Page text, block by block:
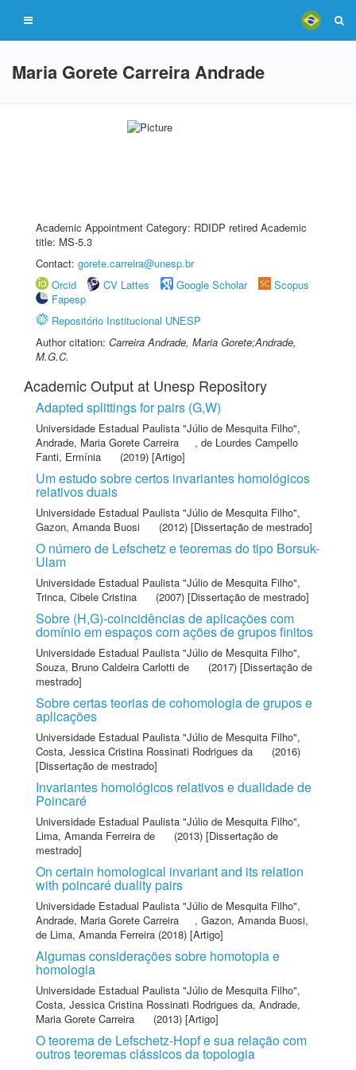
Maria Gorete Carreira Andrade
Academic Appointment Category: RDIDP retired Academic
title: MS-5.3
Contact: gorete.carreira@unesp.br
Orcid
CV Lattes Google Scholar
Scopus
Fapesp
Repositório Institucional UNESP
Author citation: Carreira Andrade, Maria Gorete;Andrade,
M.G.C.
Academic Output at Unesp Repository
Adapted splittings for pairs (G,W)
Universidade Estadual Paulista "Júlio de Mesquita Filho",
Andrade, Maria Gorete Carreira
, de Lourdes Campello
Fanti, Ermínia
(2019) [Artigo]
Um estudo sobre certos invariantes homológicos
relativos duais
Universidade Estadual Paulista "Júlio de Mesquita Filho",
Gazon, Amanda Buosi
(2012) [Dissertação de mestrado]
O número de Lefschetz e teoremas do tipo Borsuk-
Ulam
Universidade Estadual Paulista "Júlio de Mesquita Filho",
Trinca, Cibele Cristina
(2007) [Dissertação de mestrado]
Sobre (H,G)-coincidências de aplicações com
domínio em espaços com ações de grupos finitos
Universidade Estadual Paulista "Júlio de Mesquita Filho",
Souza, Bruno Caldeira Carlotti de
(2017) [Dissertação de
mestrado]
Sobre certas teorias de cohomologia de grupos e
aplicações
Universidade Estadual Paulista "Júlio de Mesquita Filho",
Costa, Jessica Cristina Rossinati Rodrigues da
(2016)
[Dissertação de mestrado]
Invariantes homológicos relativos e dualidade de
Poincaré
Universidade Estadual Paulista "Júlio de Mesquita Filho",
Lima, Amanda Ferreira de
(2013) [Dissertação de
mestrado]
On certain homological invariant and its relation
with poincaré duality pairs
Universidade Estadual Paulista "Júlio de Mesquita Filho",
Andrade, Maria Gorete Carreira
, Gazon, Amanda Buosi,
de Lima, Amanda Ferreira (2018) [Artigo]
Algumas considerações sobre homotopia e
homologia
Universidade Estadual Paulista "Júlio de Mesquita Filho",
Costa, Jessica Cristina Rossinati Rodrigues da, Andrade,
Maria Gorete Carreira
(2013) [Artigo]
O teorema de Lefschetz-Hopf e sua relação com
outros teoremas clássicos da topologia